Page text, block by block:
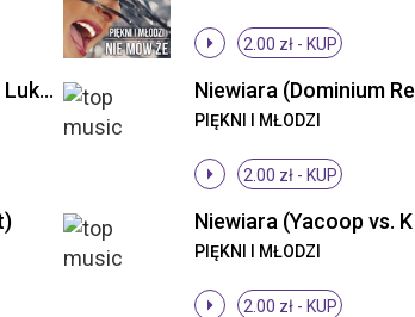
2.00 zł - KUP
Niewiara (DJs From Lukow Remix)
PIĘKNI I MŁODZI
2.00 zł - KUP
PIĘKNI I MŁODZI
2.00 zł - KUP